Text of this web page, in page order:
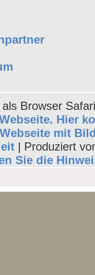
als Browser
Hier
mit
| Produziert
Sie die